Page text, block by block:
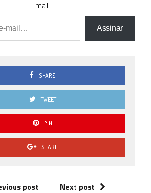
mail.
Assinar
SHARE
TWEET
PIN
SHARE
post Next post